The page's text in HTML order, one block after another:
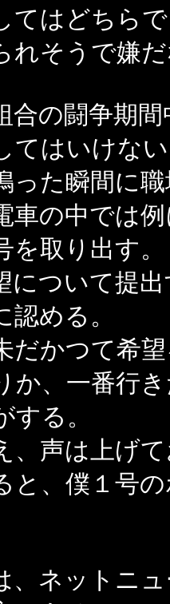
はどちら
れそうで嫌
の闘争期間
てはいけな
った瞬間に
の中では
を取り出す。
ついて提
める。
かつて希
か、一番行
する。
声は上げ
、僕１号
ネットニ